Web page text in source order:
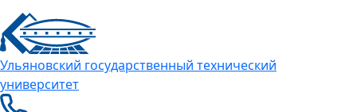
Ульяновский государственный технический
университет